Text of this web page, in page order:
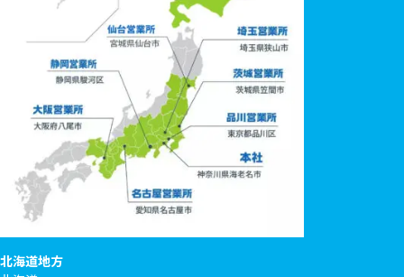
北海道地方